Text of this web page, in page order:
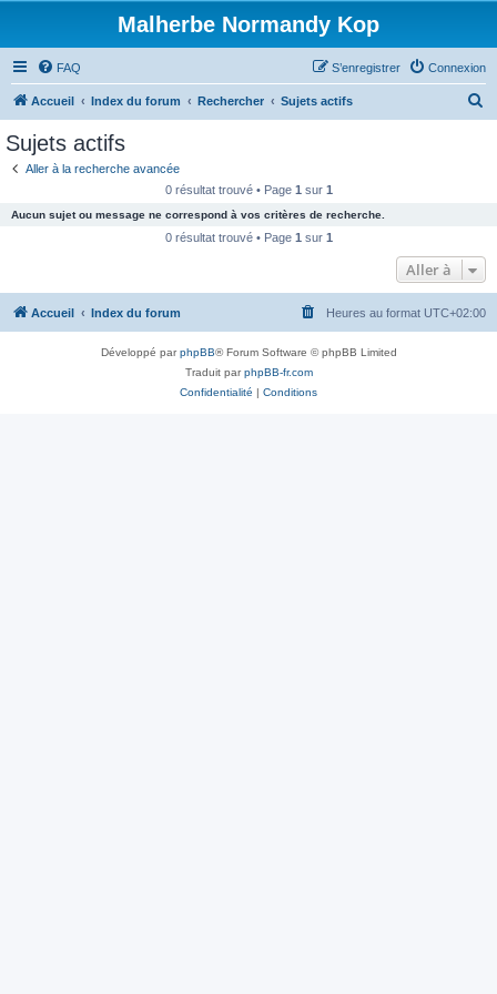
Malherbe Normandy Kop
FAQ Connexion
S’enregistrer
Accueil Index du forum Rechercher Sujets actifs
c
e
Sujets actifs
Aller à la recherche avancée
0 résultat trouvé • Page 1 sur 1
Aucun sujet ou message ne correspond à vos critères de recherche.
0 résultat trouvé • Page 1 sur 1
Aller à
Accueil Index du forum Heures au format UTC+02:00
Développé parphpBB® Forum Software © phpBB Limited
Traduit parphpBB-fr.com
Confidentialité | Conditions